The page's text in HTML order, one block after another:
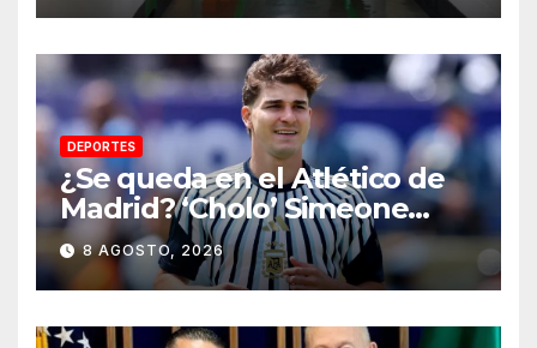
DEPORTES
¿Se queda en el Atlético de
Madrid? ‘Cholo’ Simeone
responde contundente sobre
el futuro de Julián Álvarez
8 AGOSTO, 2026